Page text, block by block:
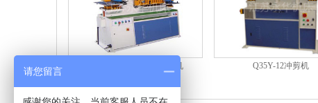
Q35Y系列液压联合冲剪机 Q35Y-12冲剪机
请您留言